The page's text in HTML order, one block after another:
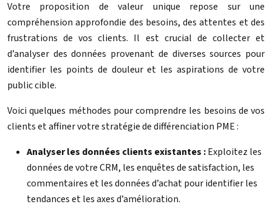
Votre proposition de valeur unique repose sur une
compréhension approfondie des besoins, des attentes et des
frustrations de vos clients. Il est crucial de collecter et
d’analyser des données provenant de diverses sources pour
identifier les points de douleur et les aspirations de votre
public cible.
Voici quelques méthodes pour comprendre les besoins de vos
clients et affiner votre stratégie de différenciation PME :
Analyser les données clients existantes :Exploitez les
données de votre CRM, les enquêtes de satisfaction, les
commentaires et les données d’achat pour identifier les
tendances et les axes d’amélioration.